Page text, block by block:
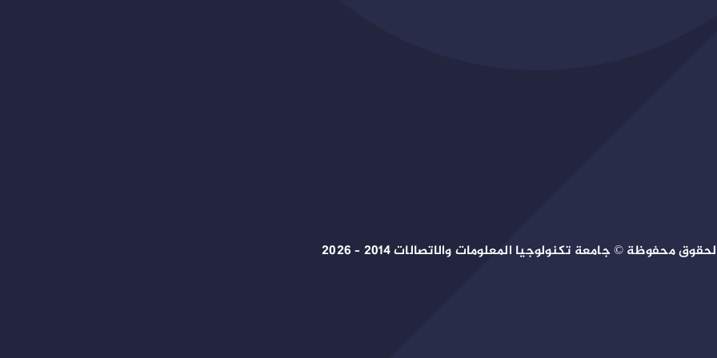
محفوظة © جامعة تكنولوجيا المعلومات والاتصالات 2014 – 2026